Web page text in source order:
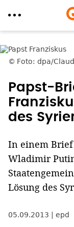
zum
InhaltFoto: dpa/
Papst-
des
In einem Brief
Wladimir
Lösung des
05.09.2013 epd